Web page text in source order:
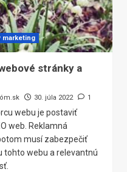
marketing
stránky a
30. júla 2022 1
webu je postaviť
web. Reklamná
musí zabezpečiť
tohto webu a relevantnú